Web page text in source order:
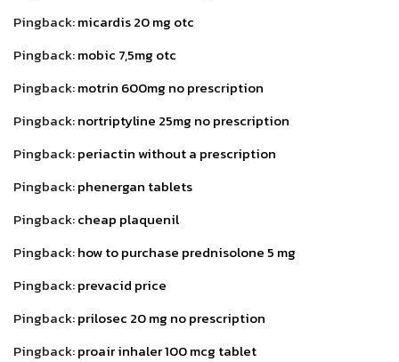
Pingback:micardis 20 mg otc
Pingback:mobic 7,5mg otc
Pingback:motrin 600mg no prescription
Pingback:nortriptyline 25mg no prescription
Pingback:periactin without a prescription
Pingback:phenergan tablets
Pingback:cheap plaquenil
Pingback:how to purchase prednisolone 5 mg
Pingback:prevacid price
Pingback:prilosec 20 mg no prescription
Pingback:proair inhaler 100 mcg tablet